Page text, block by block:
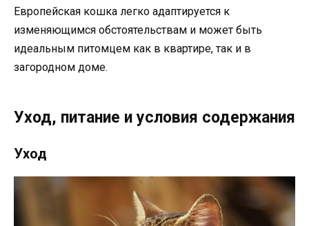
Европейская кошка легко адаптируется к
изменяющимся обстоятельствам и может быть
идеальным питомцем как в квартире, так и в
загородном доме.
Уход, питание и условия содержания
Уход